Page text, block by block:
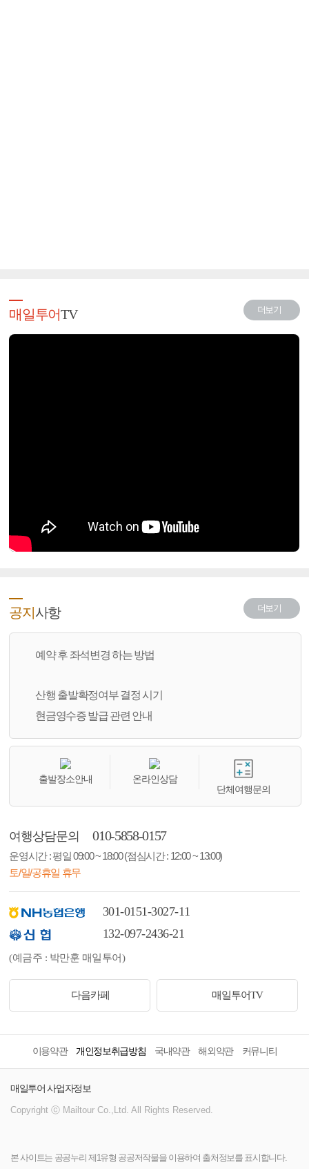
매일투어TV 더보기
공지 사항 더보기
예약 후 좌석변경 하는 방법
산행 출발확정여부 결정 시기
현금영수증 발급 관련 안내
출발장소안내
온라인상담
단체여행문의
여행상담문의 010-5858-0157
운영시간 : 평일 09:00 ~ 18:00 (점심시간 : 12:00 ~ 13:00)
토/일/공휴일 휴무
301-0151-3027-11
132-097-2436-21
(예금주 : 박만훈 매일투어)
다음카페 매일투어TV
이용약관 개인정보취급방침 국내약관 해외약관 커뮤니티
매일투어 사업자정보
Copyright ⓒ Mailtour Co.,Ltd. All Rights Reserved.
본 사이트는 공공누리 제1유형 공공저작물을 이용하여 출처정보를 표시합니다.